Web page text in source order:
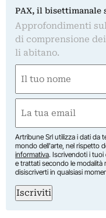
PAX, il bisettimanale
Approfondimenti
di comprensione
li abitano.
(Required)
First
(Required)
Artribune Srl utilizza i dati da
mondo dell'arte, nel rispetto
informativa. Iscrivendoti i
e trattati secondo le modalità
disiscriverti in qualsiasi
Iscriviti